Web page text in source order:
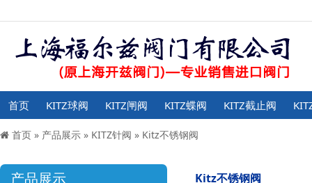
首页 KITZ球阀 KITZ闸阀 KITZ蝶阀 KITZ截止阀
首页 » 产品展示 » KITZ针阀 » Kitz不锈钢阀
产品展示 Kitz不锈钢阀